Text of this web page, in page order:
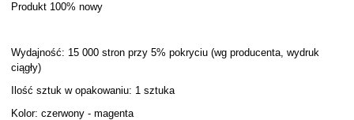
Produkt 100% nowy
Wydajność: 15 000 stron przy 5% pokryciu (wg producenta, wydruk
ciągły)
Ilość sztuk w opakowaniu: 1 sztuka
Kolor: czerwony - magenta